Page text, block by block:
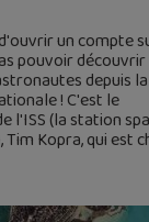
un compte
pouvoir
depuis
! C'est le
l'ISS (la station
Kopra, qui est